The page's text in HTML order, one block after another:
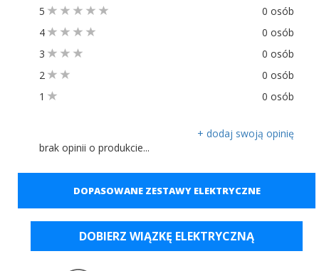
5
0 osób
4
0 osób
3
0 osób
2
0 osób
1
0 osób
+ dodaj swoją opinię
brak opinii o produkcie...
DOPASOWANE ZESTAWY ELEKTRYCZNE
DOBIERZ WIĄZKĘ ELEKTRYCZNĄ